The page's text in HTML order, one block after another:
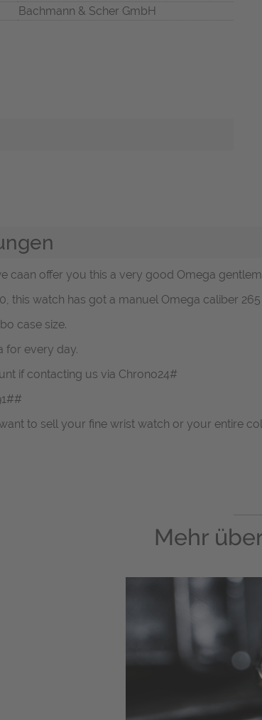
Bachmann & Scher GmbH
caan offer you this a very good Omega
this watch has got a manuel Omega caliber 265
case size.
for every day.
if contacting us via Chrono24#
to sell your fine wrist watch or your entire
Mehr